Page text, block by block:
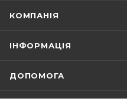
КОМПАНІЯ
ІНФОРМАЦІЯ
ДОПОМОГА